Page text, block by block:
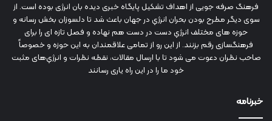
فرهنگ صرفه جویی از اهداف تشکیل پایگاه خبری دیده بان انرژی بوده است. از
سوی دیگر مطرح بودن بحران انرژي در جهان باعث شد تا دلسوزان بخش رسانه و
حوزه های مختلف انرژي دست در دست هم نهاده و فصل تازه ای را برای
فرهنگسازی رقم بزنند. از این رو از تمامی علاقمندان به این حوزه و خصوصاً
صاحب نظران دعوت می شود تا با ارسال مقالات، نقطه نظرات و انرژي‌های مثبت
خود ما را در این راه یاری رسانند
خبرنامه